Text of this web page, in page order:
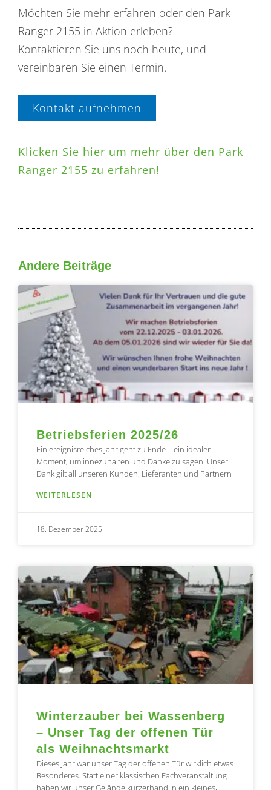
Möchten Sie mehr erfahren oder den Park
Ranger 2155 in Aktion erleben?
Kontaktieren Sie uns noch heute, und
vereinbaren Sie einen Termin.
Kontakt aufnehmen
Klicken Sie hier um mehr über den Park
Ranger 2155 zu erfahren!
Andere Beiträge
Betriebsferien 2025/26
Ein ereignisreiches Jahr geht zu Ende – ein idealer
Moment, um innezuhalten und Danke zu sagen. Unser
Dank gilt all unseren Kunden, Lieferanten und Partnern
WEITERLESEN
18. Dezember 2025
Winterzauber bei Wassenberg
– Unser Tag der offenen Tür
als Weihnachtsmarkt
Dieses Jahr war unser Tag der offenen Tür wirklich etwas
Besonderes. Statt einer klassischen Fachveranstaltung
haben wir unser Gelände kurzerhand in ein kleines,
SeiteSeiteSeite
SeiteSeite